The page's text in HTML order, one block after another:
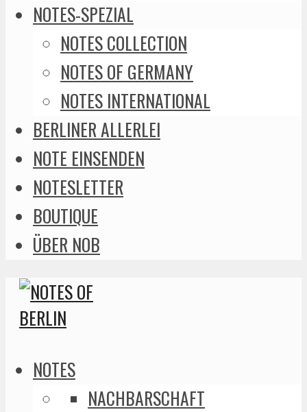
NOTES-SPEZIAL
NOTES COLLECTION
NOTES OF GERMANY
NOTES INTERNATIONAL
BERLINER ALLERLEI
NOTE EINSENDEN
NOTESLETTER
BOUTIQUE
ÜBER NOB
NOTES
NACHBARSCHAFT